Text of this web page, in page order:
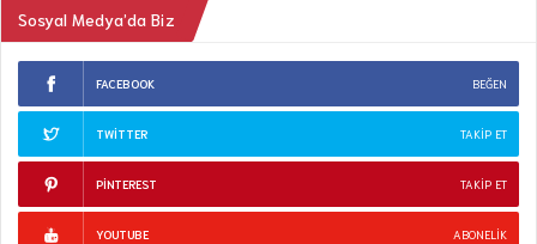
Sosyal Medya’da Biz
FACEBOOK BEĞEN
TWITTER TAKIP ET
PINTEREST TAKIP ET
YOUTUBE ABONELIK